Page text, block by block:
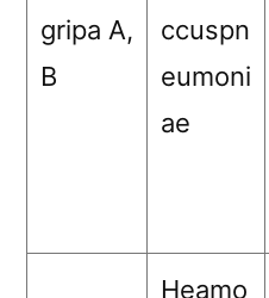
gripa A,
B
ccuspn
eumoni
ae
Heamo